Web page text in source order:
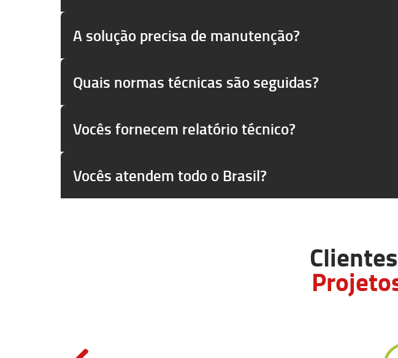
A solução precisa de manutenção?
Quais normas técnicas são seguidas?
Vocês fornecem relatório técnico?
Vocês atendem todo o Brasil?
Clientes